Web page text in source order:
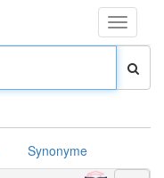
Toggle
Synonyme